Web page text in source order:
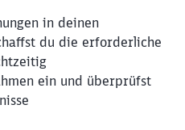
in deinen
du die erforderliche
ein und überprüfst